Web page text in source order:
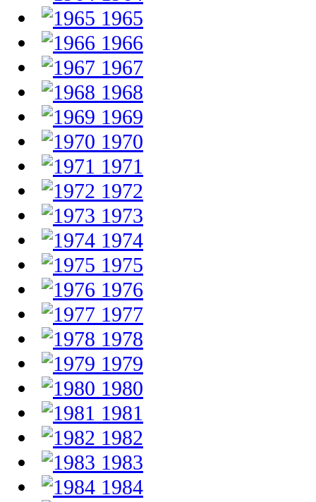
1965
1966
1967
1968
1969
1970
1971
1972
1973
1974
1975
1976
1977
1978
1979
1980
1981
1982
1983
1984